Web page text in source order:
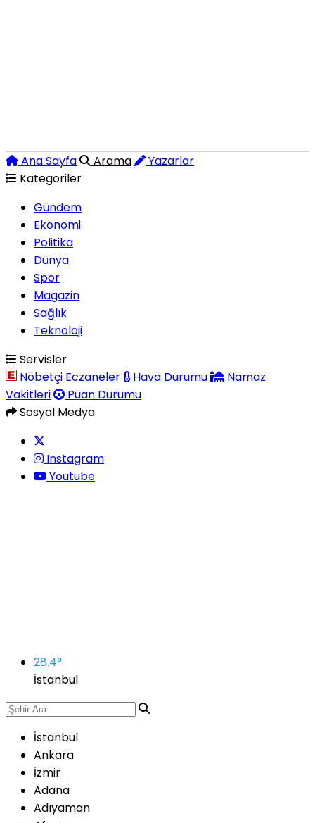
Ana Sayfa Arama
Yazarlar
Kategoriler
Gündem
Ekonomi
Politika
Dünya
Spor
Magazin
Sağlık
Teknoloji
Servisler
Nöbetçi Eczaneler
Hava Durumu
Namaz
Vakitleri
Puan Durumu
Sosyal Medya
Instagram
Youtube
28.4°
İstanbul
İstanbul
Ankara
İzmir
Adana
Adıyaman